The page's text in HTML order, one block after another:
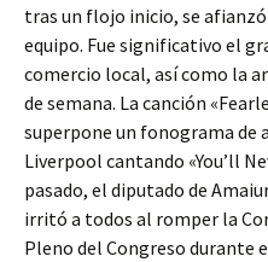
tras un flojo inicio, se
equipo. Fue significativo el
comercio local, así como la
de semana. La canción
superpone un fonograma de
Liverpool cantando «You’ll
pasado, el diputado de
irritó a todos al romper la
Pleno del Congreso durante